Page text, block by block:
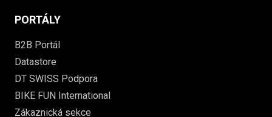
PORTÁLY
B2B Portál
Datastore
DT SWISS Podpora
BIKE FUN International
Zákaznická sekce